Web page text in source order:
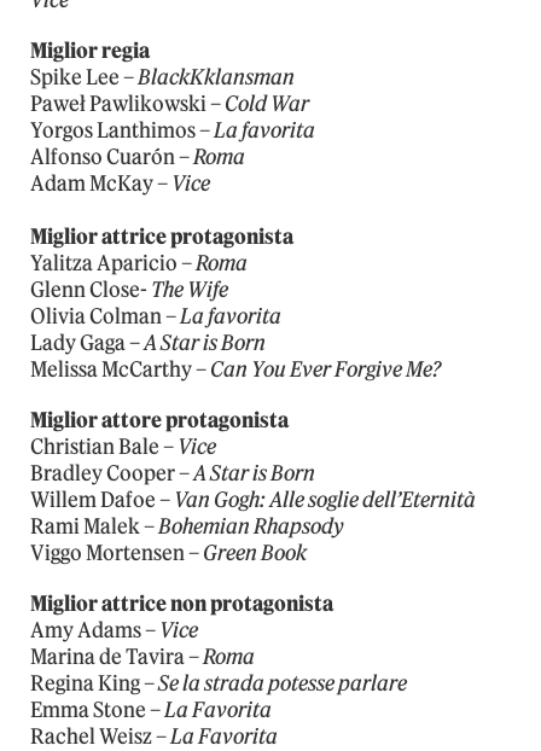
Miglior regia
Spike Lee –BlackKklansman
Paweł Pawlikowski –Cold War
Yorgos Lanthimos –La favorita
Alfonso Cuarón –Roma
Adam McKay – Vice
Miglior attrice protagonista
Yalitza Aparicio –Roma
Glenn Close- The Wife
Olivia Colman –La favorita
Lady Gaga –A Star is Born
Melissa McCarthy –Can You Ever Forgive Me?
Miglior attore protagonista
Christian Bale – Vice
Bradley Cooper –A Star is Born
Willem Dafoe – Van Gogh: Alle soglie dell’Eternità
Rami Malek –Bohemian Rhapsody
Viggo Mortensen –Green Book
Miglior attrice non protagonista
Amy Adams – Vice
Marina de Tavira –Roma
Regina King –Se la strada potesse parlare
Emma Stone –La Favorita
Rachel Weisz –La Favorita